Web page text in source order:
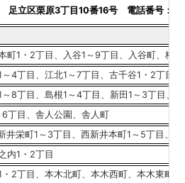
立区栗原3丁目10番16号 電話番号：
町1・2丁目、入谷1～9丁目、入谷町、梅
4丁目、江北1～7丁目、古千谷1・2丁目
～8丁目、島根1～4丁目、新田1～3丁目、
丁目、舎人公園、舎人町
井栄町1～3丁目、西新井本町1～5丁目、
内1・2丁目
2丁目、本木北町、本木西町、本木東町